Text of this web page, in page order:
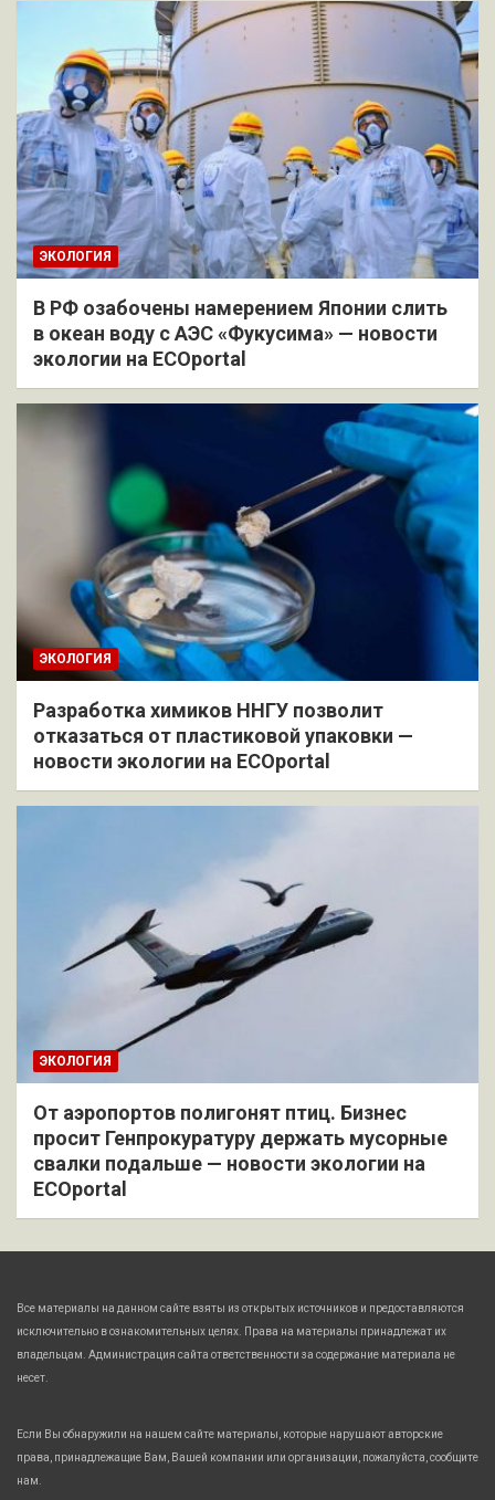
ЭКОЛОГИЯ
В РФ озабочены намерением Японии слить
в океан воду с АЭС «Фукусима» — новости
экологии на ECOportal
ЭКОЛОГИЯ
Разработка химиков ННГУ позволит
отказаться от пластиковой упаковки —
новости экологии на ECOportal
ЭКОЛОГИЯ
От аэропортов полигонят птиц. Бизнес
просит Генпрокуратуру держать мусорные
свалки подальше — новости экологии на
ECOportal
Все материалы на данном сайте взяты из открытых источников и предоставляются
исключительно в ознакомительных целях. Права на материалы принадлежат их
владельцам. Администрация сайта ответственности за содержание материала не
несет.
Если Вы обнаружили на нашем сайте материалы, которые нарушают авторские
права, принадлежащие Вам, Вашей компании или организации, пожалуйста, сообщите
нам.